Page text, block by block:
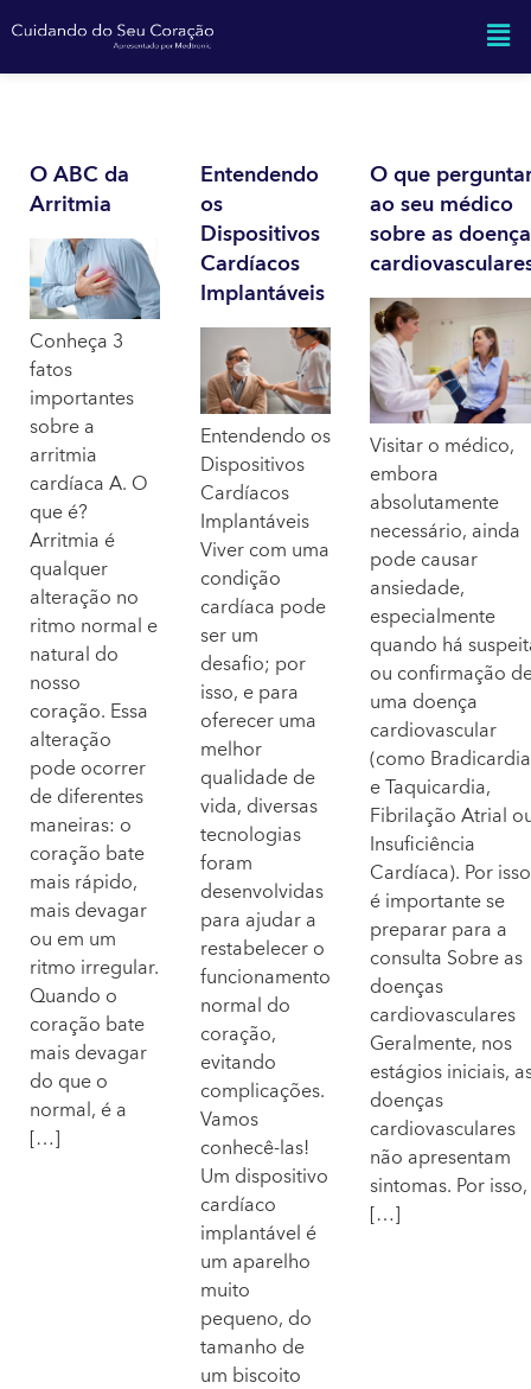
O ABC da
Arritmia
Conheça 3
fatos
importantes
sobre a
arritmia
cardíaca A. O
que é?
Arritmia é
qualquer
alteração no
ritmo normal e
natural do
nosso
coração. Essa
alteração
pode ocorrer
de diferentes
maneiras: o
coração bate
mais rápido,
mais devagar
ou em um
ritmo irregular.
Quando o
coração bate
mais devagar
do que o
normal, é a
[…]
Entendendo
os
Dispositivos
Cardíacos
Implantáveis
Entendendo os
Dispositivos
Cardíacos
Implantáveis
Viver com uma
condição
cardíaca pode
ser um
desafio; por
isso, e para
oferecer uma
melhor
qualidade de
vida, diversas
tecnologias
foram
desenvolvidas
para ajudar a
restabelecer o
funcionamento
normal do
coração,
evitando
complicações.
Vamos
conhecê-las!
Um dispositivo
cardíaco
implantável é
um aparelho
muito
pequeno, do
tamanho de
um biscoito
O que
ao seu médico
sobre as
Visitar o médico,
embora
absolutamente
necessário, ainda
pode causar
ansiedade,
especialmente
quando há
ou confirmação
uma doença
cardiovascular
(como Bradicardia
e Taquicardia,
Fibrilação Atrial
Insuficiência
Cardíaca). Por
é importante se
preparar para a
consulta Sobre as
doenças
cardiovasculares
Geralmente, nos
estágios iniciais,
doenças
cardiovasculares
não apresentam
sintomas. Por
[…]